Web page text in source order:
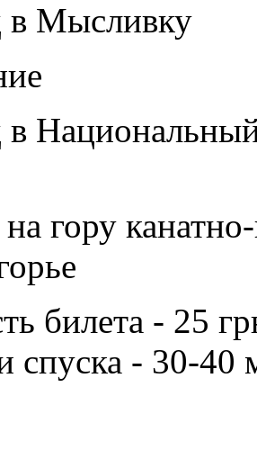
в Мысливку
в
гору
билета - 25
спуска - 30-40